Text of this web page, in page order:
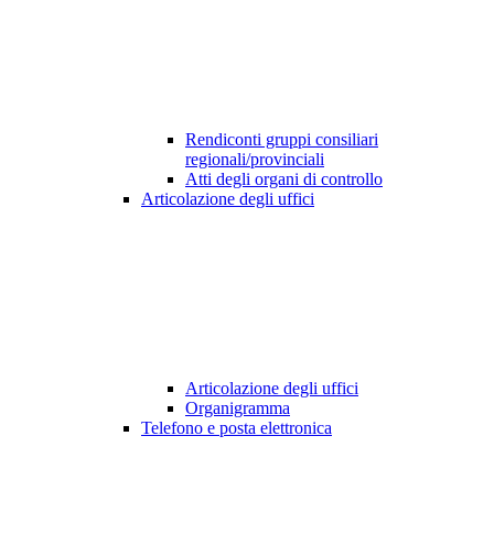
Rendiconti gruppi consiliari
regionali/provinciali
Atti degli organi di controllo
Articolazione degli uffici
Articolazione degli uffici
Organigramma
Telefono e posta elettronica